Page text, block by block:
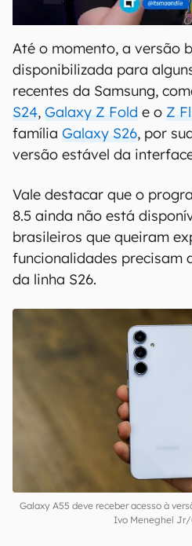
Até o momento, a versão
disponibilizada para
recentes da Samsung,
S24, Galaxy Z Fold e o Z
família Galaxy S26, por
versão estável da
Vale destacar que o
8.5 ainda não está
brasileiros que queiram
funcionalidades precisam
da linha S26.
Galaxy A55 deve receber acesso à
Ivo Meneghel Jr/